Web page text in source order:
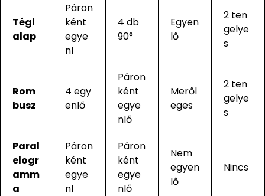
Tégl
alap
Páron
ként
egye
nl
4 db
90°
Egyen
lő
2 ten
gelye
s
Rom
busz
4 egy
enlő
Páron
ként
egye
nlő
Meről
eges
2 ten
gelye
s
Paral
elogr
amm
a
Páron
ként
egye
nl
Páron
ként
egye
nlő
Nem
egyen
lő
Nincs